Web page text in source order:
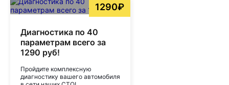
1290₽
Диагностика по 40
параметрам всего за
1290 руб!
Пройдите комплексную
диагностику вашего автомобиля